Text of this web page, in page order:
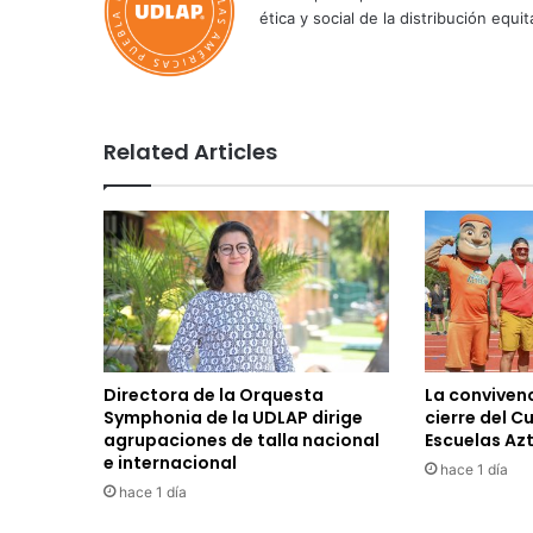
ética y social de la distribución
Related Articles
Directora de la Orquesta
Symphonia de la UDLAP dirige
agrupaciones de talla nacional
e internacional
hace 1 día
La
cierre del
Escuelas
hace 1 día